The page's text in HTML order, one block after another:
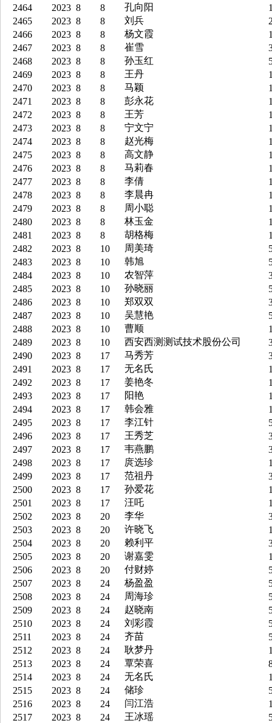
2464
2023 8 8 孔向阳
2465
2023 8 8 刘兵
2466
2023 8 8 杨文霞
2467
2023 8 8 崔雪
2468
2023 8 8 孙玉红
2469
2023 8 8 王丹
2470
2023 8 8 马颖
2471
2023 8 8 彭永花
2472
2023 8 8 王芳
2473
2023 8 8 宁文宁
2474
2023 8 8 赵光梅
2475
2023 8 8 高文静
2476
2023 8 8 马莉春
2477
2023 8 8 李倩
2478
2023 8 8 李晨冉
2479
2023 8 8 周小聪
2480
2023 8 8 林玉金
2481
2023 8 8 胡格梅
2482
2023 8 10 周美琦
2483
2023 8 10 韩旭
2484
2023 8 10 农智萍
2485
2023 8 10 孙晓丽
2486
2023 8 10 郑双双
2487
2023 8 10 吴慧艳
2488
2023 8 10 曹顺
2489
2023 8 10 西安西测测试技术股份公司
2490
2023 8 17 马秀芳
2491
2023 8 17 无名氏
2492
2023 8 17 姜艳冬
2493
2023 8 17 阳艳
2494
2023 8 17 韩会雅
2495
2023 8 17 李江针
2496
2023 8 17 王秀芝
2497
2023 8 17 韦燕鹏
2498
2023 8 17 庹选珍
2499
2023 8 17 范祖丹
2500
2023 8 17 孙爱花
2501
2023 8 17 汪吒
2502
2023 8 20 李华
2503
2023 8 20 许晓飞
2504
2023 8 20 赖利平
2505
2023 8 20 谢嘉雯
2506
2023 8 20 付财婷
2507
2023 8 24 杨盈盈
2508
2023 8 24 周海珍
2509
2023 8 24 赵晓南
2510
2023 8 24 刘彩霞
2511
2023 8 24 齐苗
2512
2023 8 24 耿梦丹
2513
2023 8 24 覃荣喜
2514
2023 8 24 无名氏
2515
2023 8 24 储珍
2516
2023 8 24 闫江浩
2517
2023 8 24 王冰瑶